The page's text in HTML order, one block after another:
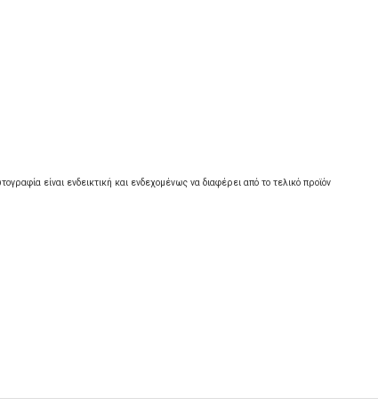
είναι ενδεικτική και ενδεχομένως να διαφέρει από το τελικό προϊόν